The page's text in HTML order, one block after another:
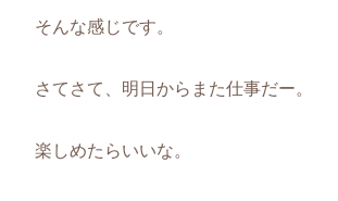
そんな感じです。
さてさて、明日からまた仕事だー。
楽しめたらいいな。